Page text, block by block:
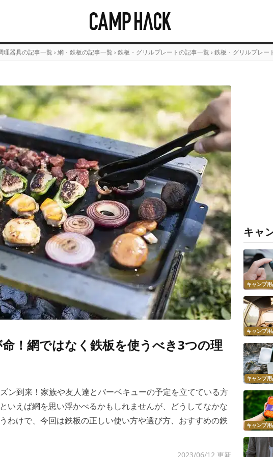
理器具の記事一覧 › 網・鉄板の記事一覧 › 鉄板・グリルプレートの記事一覧 › 鉄板・グリルプレー
！網ではなく鉄板を使うべき3つの理
ン到来！家族や友人達とバーベキューの予定を立てている方
いえば網を思い浮かべるかもしれませんが、どうしてなかな
わけで、今回は鉄板の正しい使い方や選び方、おすすめの鉄
2023/06/12 更新
キャ
キャンプ用
キャンプ用
キャンプ用
キャンプ用